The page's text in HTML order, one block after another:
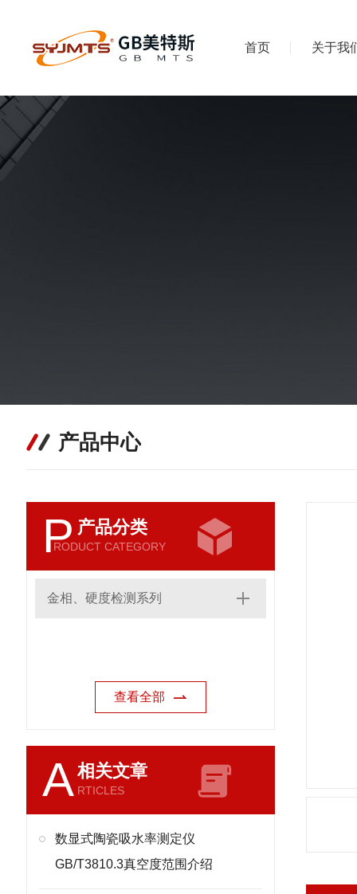
首页 关于我
产品中心
P 产品分类
RODUCT CATEGORY
金相、硬度检测系列
查看全部
A相关文章
RTICLES
数显式陶瓷吸水率测定仪
GB/T3810.3真空度范围介绍